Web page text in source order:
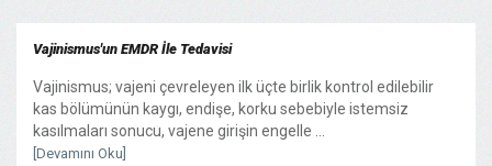
Vajinismus'un EMDR İle Tedavisi
Vajinismus; vajeni çevreleyen ilk üçte birlik kontrol edilebilir
kas bölümünün kaygı, endişe, korku sebebiyle istemsiz
kasılmaları sonucu, vajene girişin engelle ...
[Devamını Oku]